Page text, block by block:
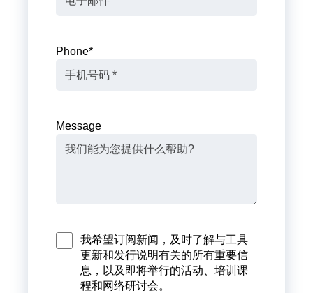
Phone*
Message
我希望订阅新闻，及时了解与工具
更新和发行说明有关的所有重要信
息，以及即将举行的活动、培训课
程和网络研讨会。